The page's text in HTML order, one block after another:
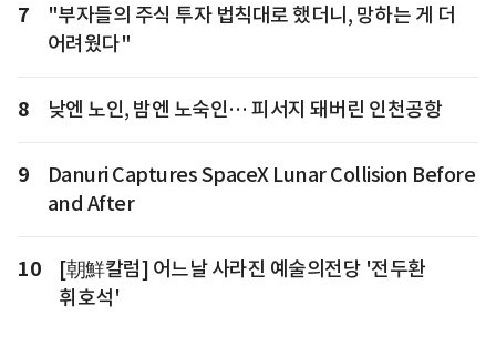
7
"부자들의 주식 투자 법칙대로 했더니, 망하는 게 더
어려웠다"
8 낮엔 노인, 밤엔 노숙인… 피서지 돼버린 인천공항
9
Danuri Captures SpaceX Lunar Collision Before
and After
10
[朝鮮칼럼] 어느날 사라진 예술의전당 '전두환
휘호석'